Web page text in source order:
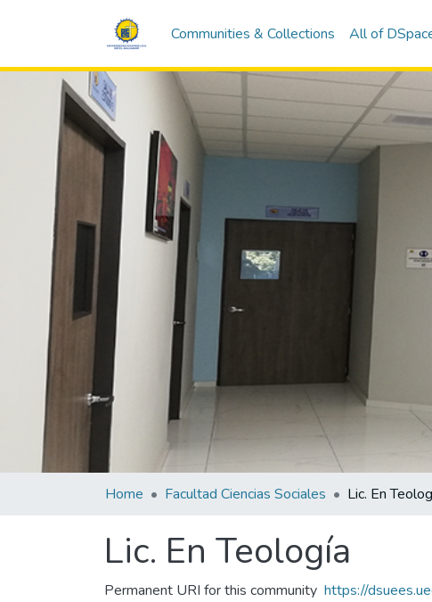
Communities & Collections All of
Home Facultad Ciencias Sociales Lic. En
Lic. En Teología
Permanent URI for this community https://